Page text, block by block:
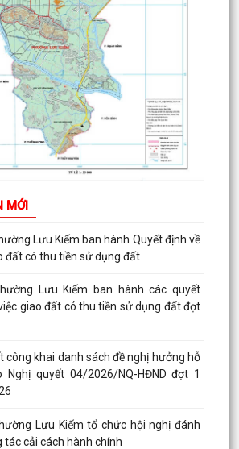
MỚI
SỞ 1 THÀNH PHỐ HẢI PHÒNG HƯỚNG
KHAI THÔNG BÁO DOANH THU 6
ĐẦU NĂM ĐỐI VỚI HỘ...
PHƯỜNG LƯU KIẾM HƯỞNG ỨNG
CUỘC THI SÁNG TẠO VIDEO CLIP
BÌNH YÊN"
Lưu Kiếm ban hành Kế hoạch
Kiếm
Lưu Kiếm ban hành Quyết định về
đất có thu tiền sử dụng đất
Lưu Kiếm ban hành các quyết
giao đất có thu tiền sử dụng đất đợt
công khai danh sách đề nghị hưởng hỗ
Nghị quyết 04/2026/NQ-HĐND đợt 1
Lưu Kiếm tổ chức hội nghị đánh
tác cải cách hành chính